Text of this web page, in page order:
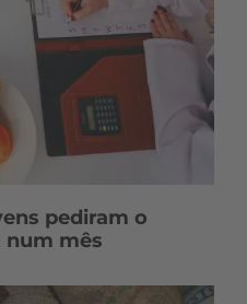
pediram o
mês